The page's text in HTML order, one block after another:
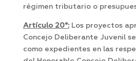
régimen tributario o
Artículo 20°:Los proyectos
Concejo Deliberante Juvenil
como expedientes en las